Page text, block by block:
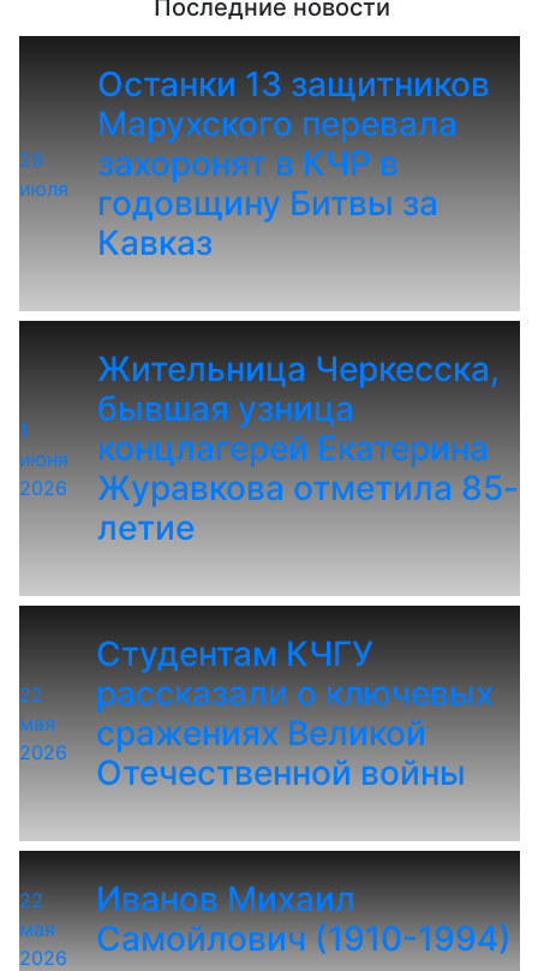
Последние новости
29
июля
Останки 13 защитников
Марухского перевала
захоронят в КЧР в
годовщину Битвы за
Кавказ
1
июня
2026
Жительница Черкесска,
бывшая узница
концлагерей Екатерина
Журавкова отметила 85-
летие
22
мая
2026
Студентам КЧГУ
рассказали о ключевых
сражениях Великой
Отечественной войны
22
мая
2026
Иванов Михаил
Самойлович (1910-1994)